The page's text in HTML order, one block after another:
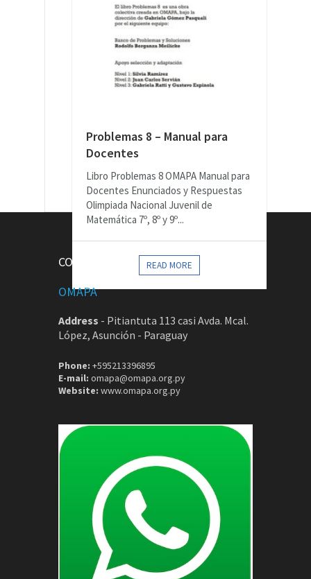
Problemas 8 – Manual para
Docentes
Libro Problemas 8 OMAPA Manual para
Docentes Enunciados y Respuestas
Olimpiada Nacional Juvenil de
Matemática 7º, 8º y 9º...
READ MORE
CONTACTOS
OMAPA
Address - Pitiantuta 113 casi Avda. Mcal.
López, Asunción - Paraguay
Phone: +595213396895
E-mail: omapa@omapa.org.py
Website: www.omapa.org.py